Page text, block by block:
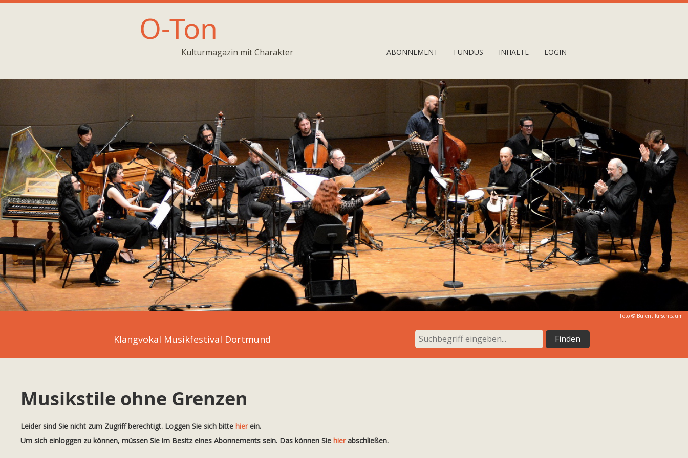
O-Ton
Kulturmagazin mit Charakter ABONNEMENT FUNDUS INHALTE LOGIN
Foto © Bülent Kirschbaum
Klangvokal Musikfestival Dortmund
Musikstile ohne Grenzen
Leider sind Sie nicht zum Zugriff berechtigt. Loggen Sie sich bitte hierein.
Um sich einloggen zu können, müssen Sie im Besitz eines Abonnements sein. Das können Sie hierabschließen.